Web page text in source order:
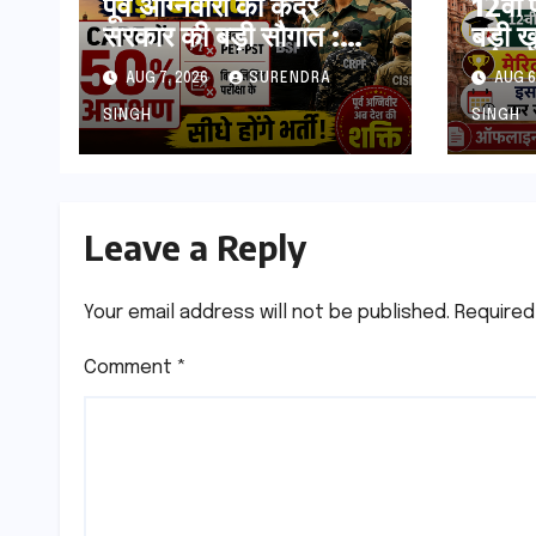
सरकार की बड़ी सौगात :
CAPF में 50% आरक्षण,
बिना PET-PST और
लिखित परीक्षा के होंगे भर्ती
AUG 7, 2026 SURENDRA
SINGH
बड़ी
कर
AUG
SINGH
Leave a Reply
Your email address will not be published.
Comment *